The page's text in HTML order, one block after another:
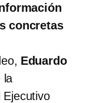
concretas
Eduardo
la
Ejecutivo